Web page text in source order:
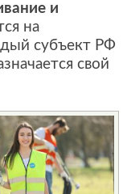
и
на
субъект РФ
свой